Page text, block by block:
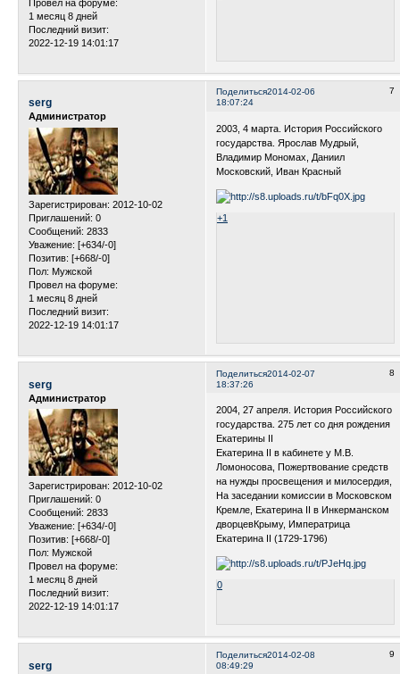
Провел на форуме:
1 месяц 8 дней
Последний визит:
2022-12-19 14:01:17
Поделиться 7
2014-02-06
18:07:24
serg
Администратор
Зарегистрирован: 2012-10-02
Приглашений: 0
Сообщений: 2833
Уважение: [+634/-0]
Позитив: [+668/-0]
Пол: Мужской
Провел на форуме:
1 месяц 8 дней
Последний визит:
2022-12-19 14:01:17
2003, 4 марта. История Российского
государства. Ярослав Мудрый,
Владимир Мономах, Даниил
Московский, Иван Красный
+1
Поделиться 8
2014-02-07
18:37:26
serg
Администратор
Зарегистрирован: 2012-10-02
Приглашений: 0
Сообщений: 2833
Уважение: [+634/-0]
Позитив: [+668/-0]
Пол: Мужской
Провел на форуме:
1 месяц 8 дней
Последний визит:
2022-12-19 14:01:17
2004, 27 апреля. История Российского
государства. 275 лет со дня рождения
Екатерины II
Екатерина II в кабинете у М.В.
Ломоносова, Пожертвование средств
на нужды просвещения и милосердия,
На заседании комиссии в Московском
Кремле, Екатерина II в Инкерманском
дворцевКрыму, Императрица
Екатерина II (1729-1796)
0
Поделиться 9
2014-02-08
08:49:29
serg